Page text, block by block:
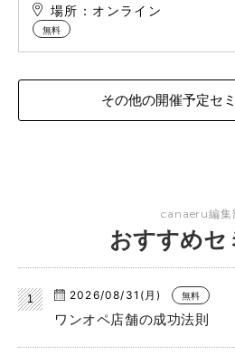
場所：オンライン
無料
その他の開催予定セ
canaeru編集
おすすめセ
2026/08/31(月) 無料
ワンオペ店舗の成功法則